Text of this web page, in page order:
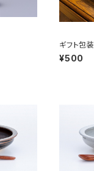
ギフト包装
¥500